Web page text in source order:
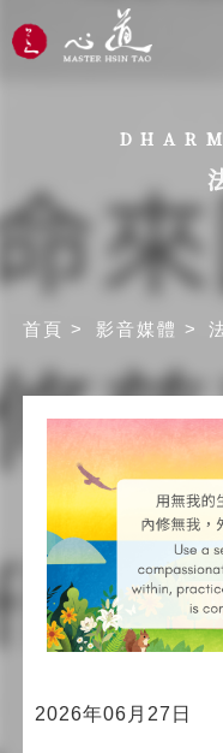
首頁 影音媒體
2026年06月27日